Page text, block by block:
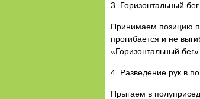
3. Горизонтальный бег
Принимаем позицию
прогибается и не
«Горизонтальный бег».
4. Разведение рук в
Прыгаем в